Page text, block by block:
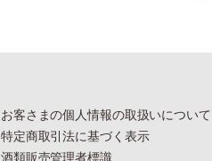
お客さまの個人情報の取扱いについて
特定商取引法に基づく表示
酒類販売管理者標識